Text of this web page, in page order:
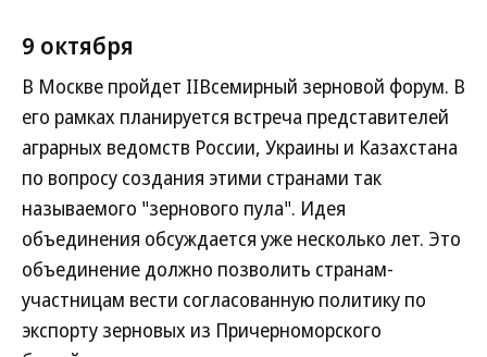
9 октября
В Москве пройдет IIВсемирный зерновой форум. В
его рамках планируется встреча представителей
аграрных ведомств России, Украины и Казахстана
по вопросу создания этими странами так
называемого "зернового пула". Идея
объединения обсуждается уже несколько лет. Это
объединение должно позволить странам-
участницам вести согласованную политику по
экспорту зерновых из Причерноморского